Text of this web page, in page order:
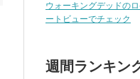
ウォーキングデッドの
ートビューでチェック
週間ランキン